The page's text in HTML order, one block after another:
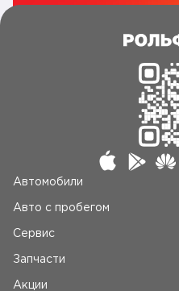
Автомобили
Авто c пробегом
Сервис
Запчасти
Акции